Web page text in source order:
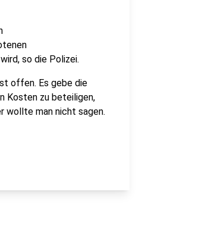
so die Polizei.
offen. Es gebe die
Kosten zu beteiligen,
wollte man nicht sagen.